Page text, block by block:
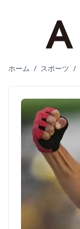
ホーム / スポーツ /